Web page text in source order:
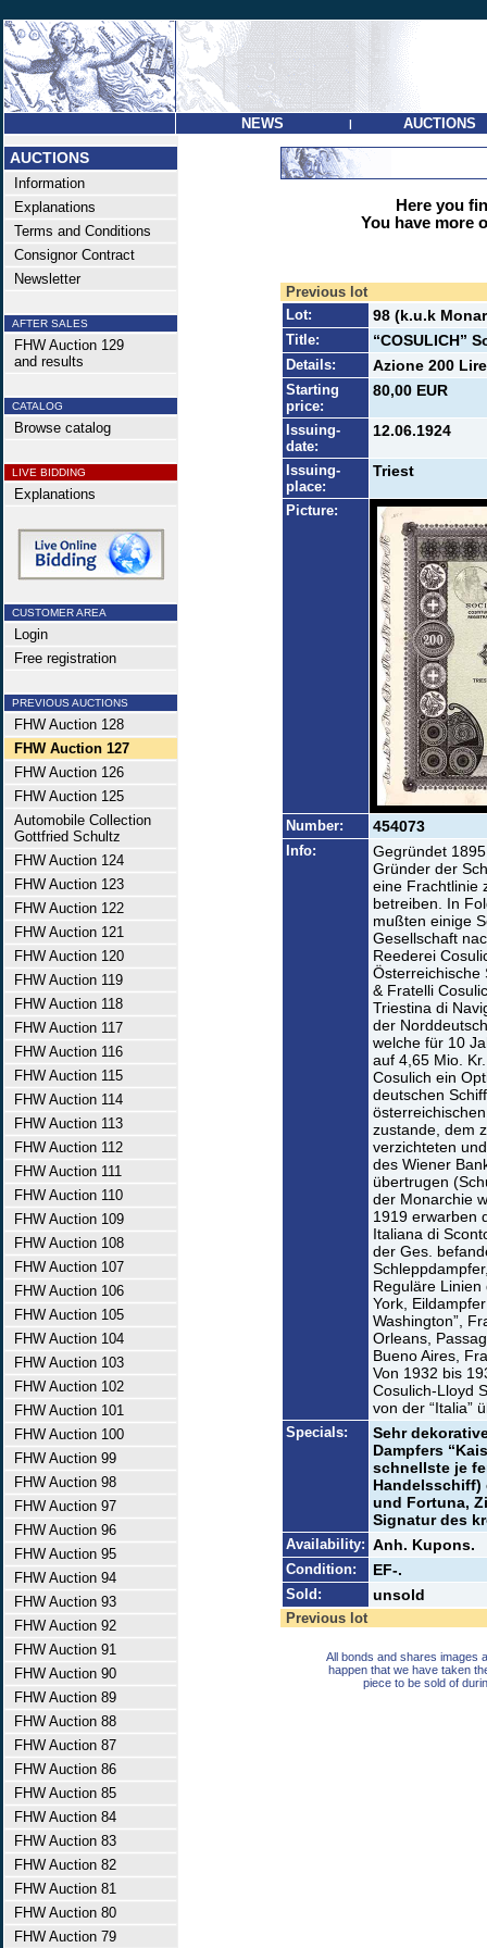
NEWS | AUCTIONS
AUCTIONS
Information
Explanations
Terms and Conditions
Consignor Contract
Newsletter
AFTER SALES
FHW Auction 129
and results
CATALOG
Browse catalog
LIVE BIDDING
Explanations
CUSTOMER AREA
Login
Free registration
PREVIOUS AUCTIONS
FHW Auction 128
FHW Auction 127
FHW Auction 126
FHW Auction 125
Automobile Collection
Gottfried Schultz
FHW Auction 124
FHW Auction 123
FHW Auction 122
FHW Auction 121
FHW Auction 120
FHW Auction 119
FHW Auction 118
FHW Auction 117
FHW Auction 116
FHW Auction 115
FHW Auction 114
FHW Auction 113
FHW Auction 112
FHW Auction 111
FHW Auction 110
FHW Auction 109
FHW Auction 108
FHW Auction 107
FHW Auction 106
FHW Auction 105
FHW Auction 104
FHW Auction 103
FHW Auction 102
FHW Auction 101
FHW Auction 100
FHW Auction 99
FHW Auction 98
FHW Auction 97
FHW Auction 96
FHW Auction 95
FHW Auction 94
FHW Auction 93
FHW Auction 92
FHW Auction 91
FHW Auction 90
FHW Auction 89
FHW Auction 88
FHW Auction 87
FHW Auction 86
FHW Auction 85
FHW Auction 84
FHW Auction 83
FHW Auction 82
FHW Auction 81
FHW Auction 80
FHW Auction 79
Here you
You have more
Previous lot
Lot:
98 (k.u.k
Title: “COSULICH”
Details: Azione 200
Starting
price:
80,00 EUR
Issuing-
date:
12.06.1924
Issuing-
place:
Triest
Picture:
Number: 454073
Info:
Gegründet
Gründer der
eine Frachtlinie
betreiben. In
mußten einige
Gesellschaft
Reederei
Österreichische
& Fratelli
Triestina di
der
welche für 10
auf 4,65 Mio.
Cosulich ein
deutschen
zustande, dem
verzichteten
des Wiener
übertrugen
der Monarchie
1919 erwarben
Italiana di
der Ges.
Reguläre Linien
York,
Washington”,
Orleans,
Bueno Aires,
Von 1932 bis
Cosulich-Lloyd
von der “Italia”
Specials:
Sehr
Dampfers
schnellste je
Handelsschiff)
und Fortuna,
Signatur des
Availability: Anh. Kupons.
Condition: EF-.
Sold: unsold
Previous lot
All bonds and shares images
happen that we have taken
piece to be sold of